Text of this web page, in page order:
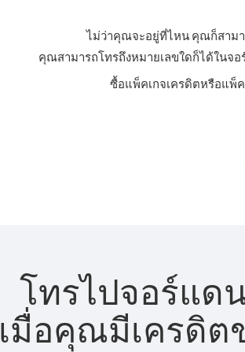
ไม่ว่าคุณจะอยู่ที่ไหน คุณก็สามา
คุณสามารถโทรถึงหมายเลขใดก็ได้ในจ
ซื้อแพ็คเกจเครดิตหรือแพ็
โทรไปจอร์แด
เมื่อคุณมีเครดิต